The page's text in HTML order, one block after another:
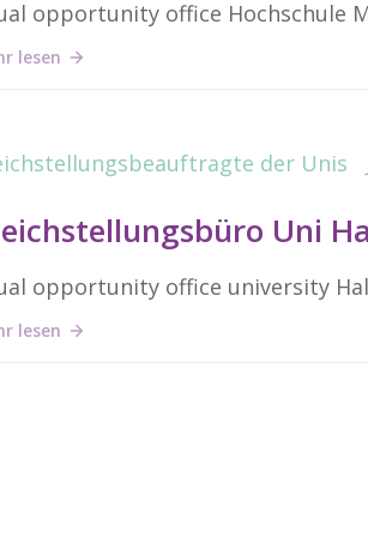
opportunity office Hochschule
lesen
der Unis
Uni
opportunity office university
lesen